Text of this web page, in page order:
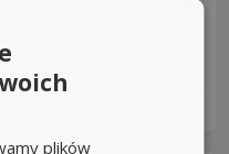
plików